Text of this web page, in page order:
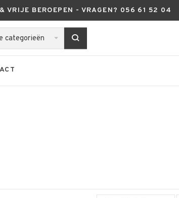
VRIJE BEROEPEN - VRAGEN? 056 61 52 04
categorieën